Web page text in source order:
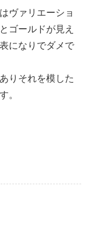
ヴァリエーショ
ゴールドが見え
になりでダメで
りそれを模した
。